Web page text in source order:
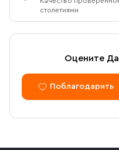
столетиями
Оцените
Поблагодарить